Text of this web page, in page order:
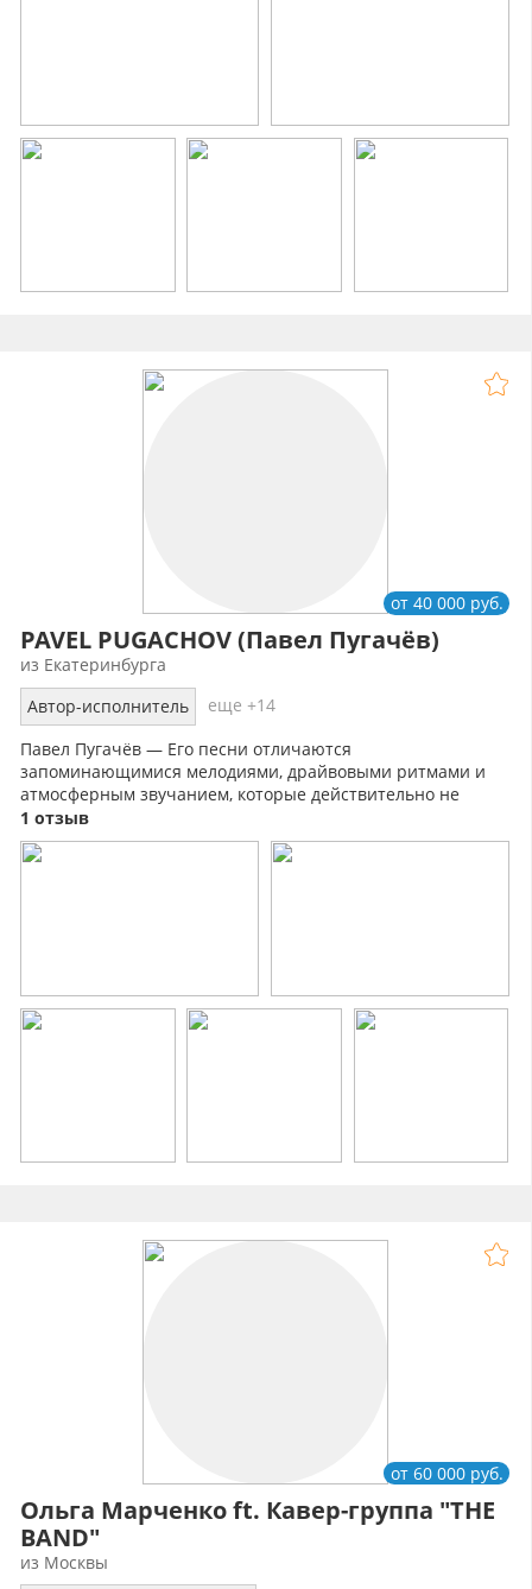
PAVEL PUGACHOV (Павел Пугачёв)
от 40 000 руб.
из Екатеринбурга
Автор-исполнитель
еще +14
Павел Пугачёв — Его песни отличаются
запоминающимися мелодиями, драйвовыми ритмами и
атмосферным звучанием, которые действительно не
оставляют равнодушными и заставляют танцевать.
1 отзыв
Ольга Марченко ft. Кавер-группа "THE
BAND"
от 60 000 руб.
из Москвы